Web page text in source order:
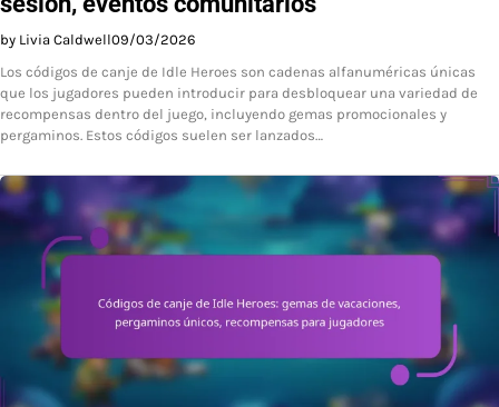
by Livia Caldwell09/03/2026
Los códigos de canje de Idle Heroes son cadenas alfanuméricas únicas
que los jugadores pueden introducir para desbloquear una variedad de
recompensas dentro del juego, incluyendo gemas promocionales y
pergaminos. Estos códigos suelen ser lanzados…